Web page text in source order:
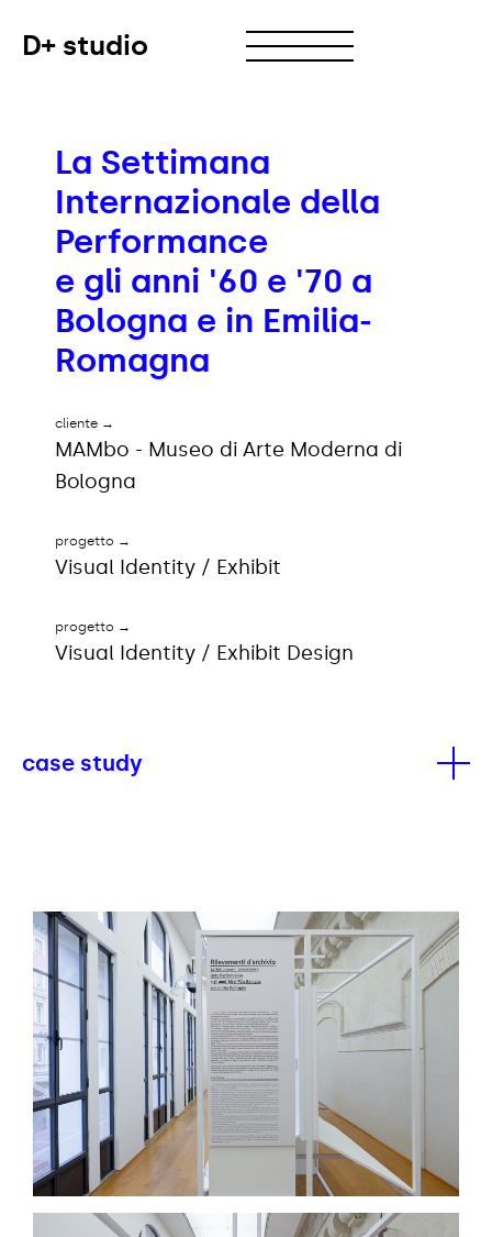
D+ studio
La Settimana
Internazionale della
Performance
e gli anni '60 e '70 a
Bologna e in Emilia-
Romagna
cliente→
MAMbo - Museo di Arte Moderna di
Bologna
progetto →
Visual Identity / Exhibit
progetto →
Visual Identity / Exhibit Design
case study
dispositivo narrativo capace di dare forma alle
trame storiche e artistiche costruite dalla
curatrice. È compito dell’allestimento
coinvolgere il visitatore, guidarlo tra le
diramazioni del racconto, stimolare la scoperta
e la comprensione. Raccontare la stagione
bolognese della performance è stata l’occasione
per dare ordine a episodi effimeri,